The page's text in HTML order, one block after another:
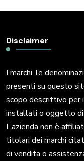
Disclaimer
I marchi, le
presenti su questo
scopo descrittivo
installati o oggetto di
L’azienda non è
titolari dei marchi
di vendita o